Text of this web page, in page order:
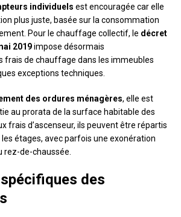
individuels est encouragée car elle
plus juste, basée sur la consommation
Pour le chauffage collectif, le décret
2019impose désormais
frais de chauffage dans les immeubles
exceptions techniques.
des ordures ménagères, elle est
au prorata de la surface habitable des
frais d’ascenseur, ils peuvent être répartis
étages, avec parfois une exonération
rez-de-chaussée.
des